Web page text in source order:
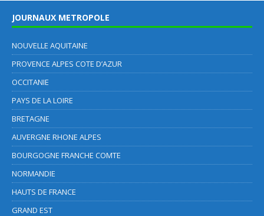
JOURNAUX METROPOLE
NOUVELLE AQUITAINE
PROVENCE ALPES COTE D’AZUR
OCCITANIE
PAYS DE LA LOIRE
BRETAGNE
AUVERGNE RHONE ALPES
BOURGOGNE FRANCHE COMTE
NORMANDIE
HAUTS DE FRANCE
GRAND EST